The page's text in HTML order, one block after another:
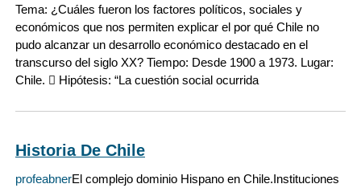
Tema: ¿Cuáles fueron los factores políticos, sociales y
económicos que nos permiten explicar el por qué Chile no
pudo alcanzar un desarrollo económico destacado en el
transcurso del siglo XX? Tiempo: Desde 1900 a 1973. Lugar:
Chile.  Hipótesis: “La cuestión social ocurrida
Historia De Chile
profeabnerEl complejo dominio Hispano en Chile.Instituciones